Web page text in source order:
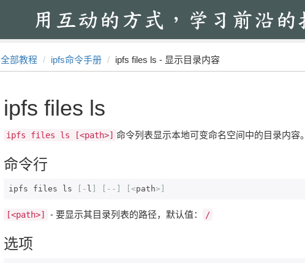
全部教程 ipfs命令手册 ipfs files ls - 显示目录内容
ipfs files ls
ipfs files ls [<path>] 命令列表显示本地可变命名空间中的目录内容。
命令行
ipfs files ls [- l [--] [<path>]
[<path>] - 要显示其目录列表的路径，默认值： /
选项